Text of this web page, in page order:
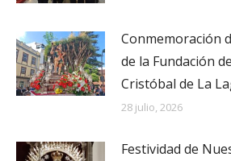
Conmemoración
de la Fundación
Cristóbal de La
28 julio, 2026
Festividad de